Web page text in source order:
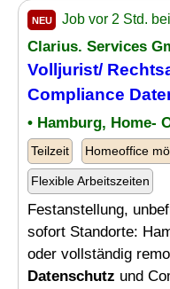
NEU Job vor 2 Std.
Clarius. Services
Volljurist/
Compliance
• Hamburg, Home-
Teilzeit Homeoffice
Flexible Arbeitszeiten
Festanstellung,
sofort Standorte:
oder vollständig
Datenschutz und